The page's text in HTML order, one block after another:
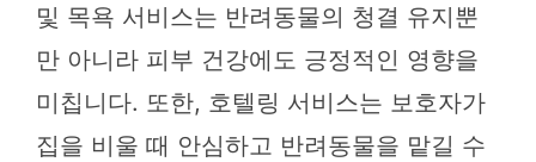
및 목욕 서비스는 반려동물의 청결 유지뿐
만 아니라 피부 건강에도 긍정적인 영향을
미칩니다. 또한, 호텔링 서비스는 보호자가
집을 비울 때 안심하고 반려동물을 맡길 수